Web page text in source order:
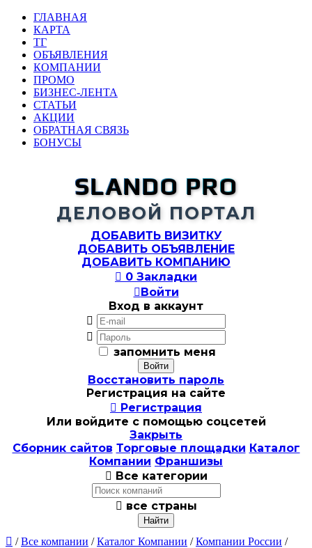
ГЛАВНАЯ
КАРТА
ТГ
ОБЪЯВЛЕНИЯ
КОМПАНИИ
ПРОМО
БИЗНЕС-ЛЕНТА
СТАТЬИ
АКЦИИ
ОБРАТНАЯ СВЯЗЬ
БОНУСЫ
SLANDO PRO
ДЕЛОВОЙ ПОРТАЛ
ДОБАВИТЬ ВИЗИТКУ
ДОБАВИТЬ ОБЪЯВЛЕНИЕ
ДОБАВИТЬ КОМПАНИЮ
 0 Закладки
Войти
Вход в аккаунт


запомнить меня
Восстановить пароль
Регистрация на сайте
 Регистрация
Или войдите с помощью соцсетей
Закрыть
Сборник сайтов Торговые площадки Каталог
Компании Франшизы
 Все категории
 все страны
 /Все компании /Каталог Компании /Компании России /